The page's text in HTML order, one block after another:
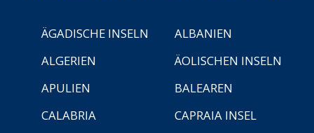
ÄGADISCHE INSELN
ALBANIEN
ALGERIEN
ÄOLISCHEN INSELN
APULIEN
BALEAREN
CALABRIA
CAPRAIA INSEL